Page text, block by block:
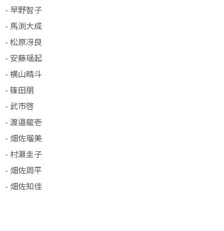
- 早野智子
- 馬渕大成
- 松原冴良
- 安藤瑶起
- 横山晴斗
- 篠田朋
- 武市啓
- 渡邉龍壱
- 畑佐瑠美
- 村瀬圭子
- 畑佐周平
- 畑佐知佳